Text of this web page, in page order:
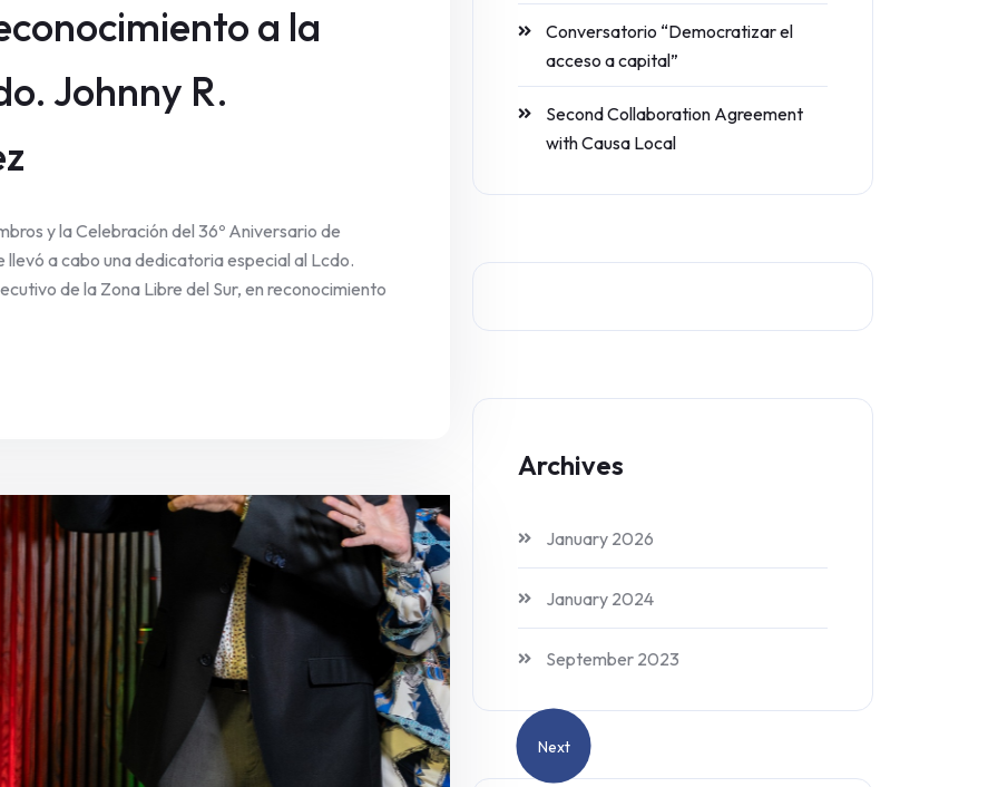
a la
Johnny R.
y la Celebración del 36º Aniversario de
llevó a cabo una dedicatoria especial al Lcdo.
de la Zona Libre del Sur, en reconocimiento
Next
Conversatorio “Democratizar el
acceso a capital”
Second Collaboration Agreement
with Causa Local
Archives
January 2026
January 2024
September 2023